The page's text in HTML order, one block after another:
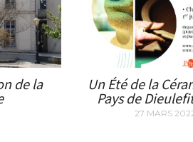
de la Un Été de la
Pays de
27 MARS